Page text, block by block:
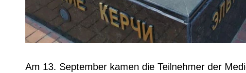
Am 13. September kamen die Teilnehmer der